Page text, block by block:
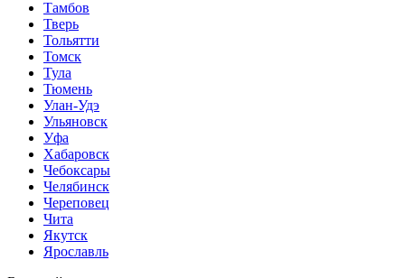
Тамбов
Тверь
Тольятти
Томск
Тула
Тюмень
Улан-Удэ
Ульяновск
Уфа
Хабаровск
Чебоксары
Челябинск
Череповец
Чита
Якутск
Ярославль